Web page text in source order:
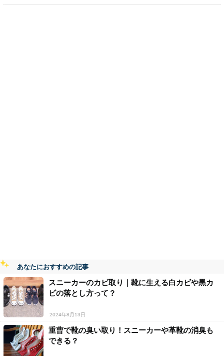
あなたにおすすめの記事
スニーカーのカビ取り｜靴に生える白カビや黒カ
ビの落とし方って？
2024年8月13日
重曹で靴の臭い取り！スニーカーや革靴の消臭も
できる？